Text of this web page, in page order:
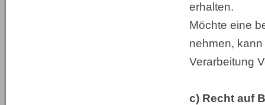
erhalten.
Möchte eine
nehmen,
Verarbeitung
c) Recht auf